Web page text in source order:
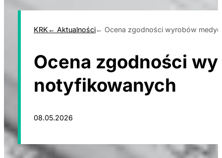
KRK Aktualności Ocena zgodności wyrobów
Ocena zgodności
notyfikowanych
08.05.2026